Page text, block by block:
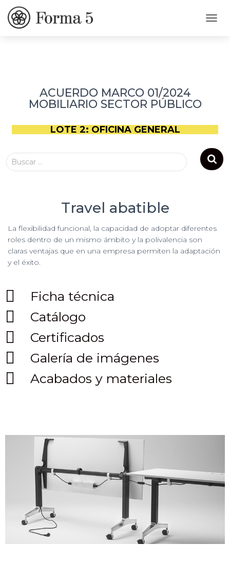
ACUERDO MARCO 01/2024
MOBILIARIO SECTOR PÚBLICO
LOTE 2: OFICINA GENERAL
Buscar …
Travel abatible
La flexibilidad funcional, la capacidad de adoptar diferentes
roles dentro de un mismo ámbito y la polivalencia son
claras ventajas que en una empresa permiten la adaptación
y el éxito.
Ficha técnica
Catálogo
Certificados
Galería de imágenes
Acabados y materiales